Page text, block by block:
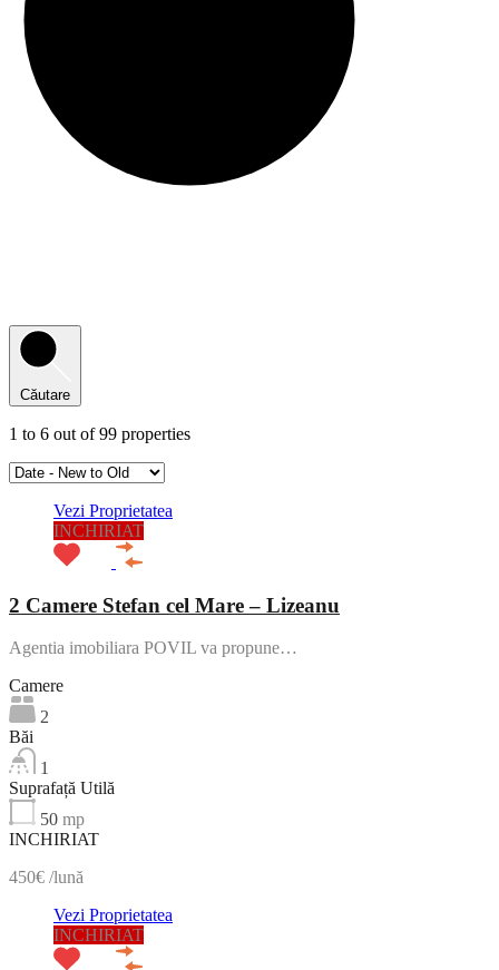
Căutare
1 to 6 out of99 properties
Vezi Proprietatea
INCHIRIAT
2 Camere Stefan cel Mare – Lizeanu
Agentia imobiliara POVIL va propune…
Camere
2
Băi
1
Suprafață Utilă
50 mp
INCHIRIAT
450€ /lună
Vezi Proprietatea
INCHIRIAT